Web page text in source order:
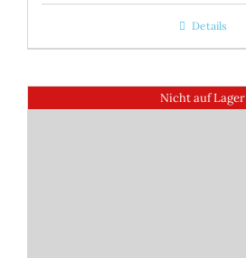
Details
Nicht auf Lager